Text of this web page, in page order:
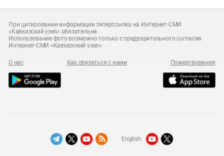
При цитировании информации гиперссылка на Интернет-СМИ
«Кавказский узел» обязательна
Использование фото возможно только с предварительного согласия
Интернет-СМИ «Кавказский узел»
О нас Как связаться с нами Пожертвования
English: